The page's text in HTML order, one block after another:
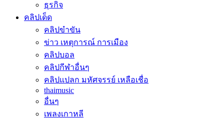
ธุรกิจ
คลิปเด็ด
คลิปขำขัน
ข่าว เหตุการณ์ การเมือง
คลิปบอล
คลิปกีฬาอื่นๆ
คลิปแปลก มหัศจรรย์ เหลือเชื่อ
thaimusic
อื่นๆ
เพลงเกาหลี